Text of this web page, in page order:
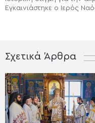
Εγκαινιάστηκε ο Ιερός
Σχετικά Άρθρα